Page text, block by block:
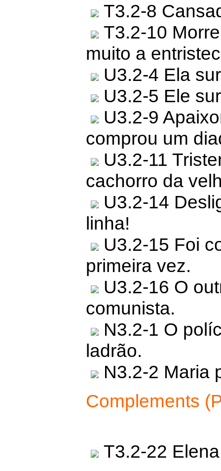
T3.2-8
T3.2-10
muito a
U3.2-4 Ela
U3.2-5 Ele
U3.2-9
comprou um
U3.2-11
cachorro da
U3.2-14
linha!
U3.2-15 Foi
primeira vez.
U3.2-16 O
comunista.
N3.2-1 O
ladrão.
N3.2-2 Maria
Complements
T3.2-22